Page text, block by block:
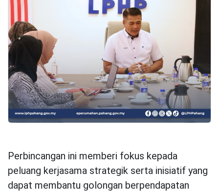
Perbincangan ini memberi fokus kepada
peluang kerjasama strategik serta inisiatif yang
dapat membantu golongan berpendapatan